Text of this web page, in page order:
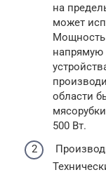
на
может
Мощность
напрямую
области
500 Вт.